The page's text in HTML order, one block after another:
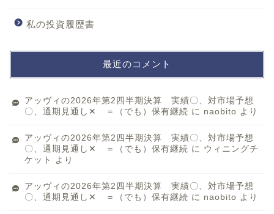
私の投資履歴書
最近のコメント
アッヴィの2026年第2四半期決算 実績〇、対市場予想
〇、通期見通し✕ ＝（でも）保有継続 に naobito より
アッヴィの2026年第2四半期決算 実績〇、対市場予想
〇、通期見通し✕ ＝（でも）保有継続 に ウィニングチ
ケット
より
アッヴィの2026年第2四半期決算 実績〇、対市場予想
〇、通期見通し✕ ＝（でも）保有継続 に naobito より